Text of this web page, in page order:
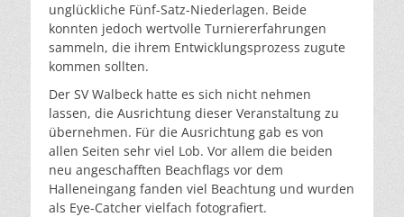
unglückliche Fünf-Satz-Niederlagen. Beide
konnten jedoch wertvolle Turniererfahrungen
sammeln, die ihrem Entwicklungsprozess zugute
kommen sollten.
Der SV Walbeck hatte es sich nicht nehmen
lassen, die Ausrichtung dieser Veranstaltung zu
übernehmen. Für die Ausrichtung gab es von
allen Seiten sehr viel Lob. Vor allem die beiden
neu angeschafften Beachflags vor dem
Halleneingang fanden viel Beachtung und wurden
als Eye-Catcher vielfach fotografiert.